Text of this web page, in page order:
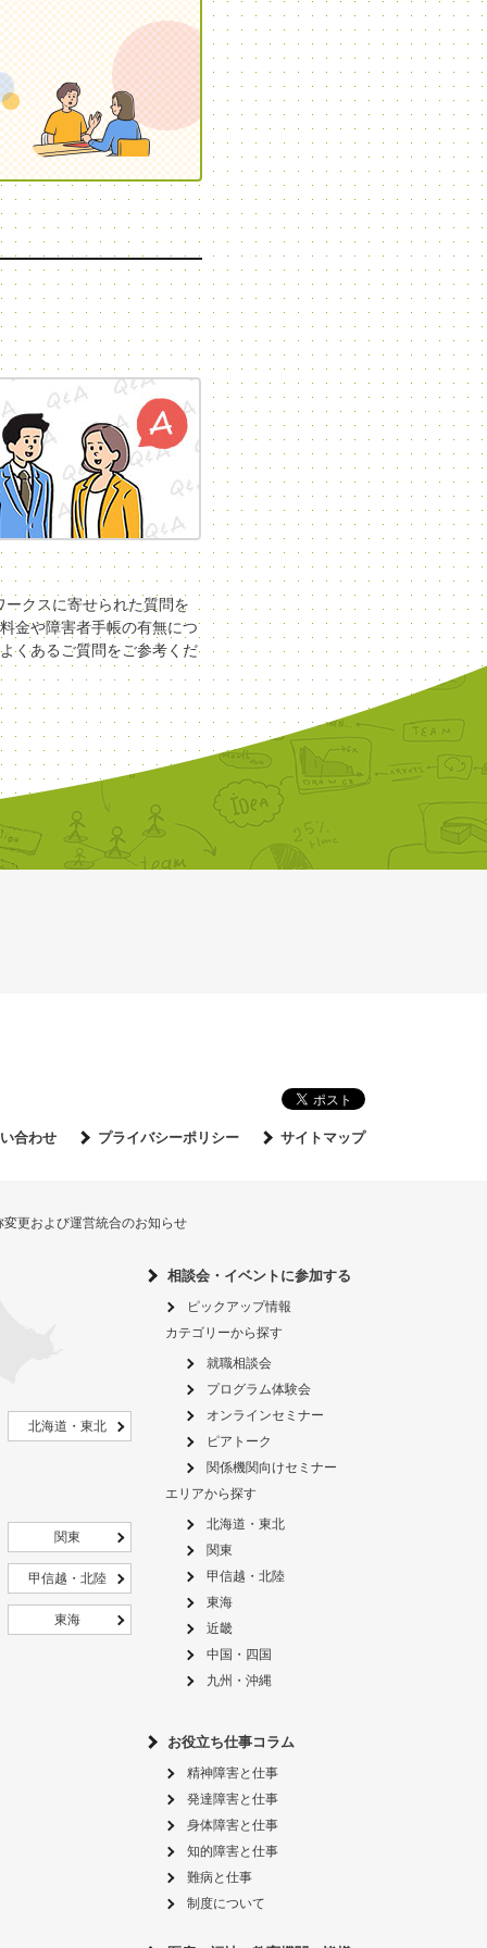
ークスに寄せられた質問を
金や障害者手帳の有無につ
くあるご質問をご参考くだ
合わせ プライバシーポリシー サイトマップ
更および運営統合のお知らせ
北海道・東北
関東
甲信越・北陸
東海
相談会・イベントに参加する
ピックアップ情報
カテゴリーから探す
就職相談会
プログラム体験会
オンラインセミナー
ピアトーク
関係機関向けセミナー
エリアから探す
北海道・東北
関東
甲信越・北陸
東海
近畿
中国・四国
九州・沖縄
お役立ち仕事コラム
精神障害と仕事
発達障害と仕事
身体障害と仕事
知的障害と仕事
難病と仕事
制度について